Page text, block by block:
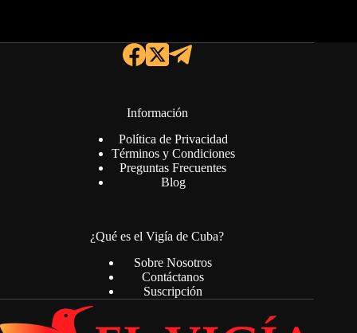
Información
Política de Privacidad
Términos y Condiciones
Preguntas Frecuentes
Blog
¿Qué es el Vigía de Cuba?
Sobre Nosotros
Contáctanos
Suscripción